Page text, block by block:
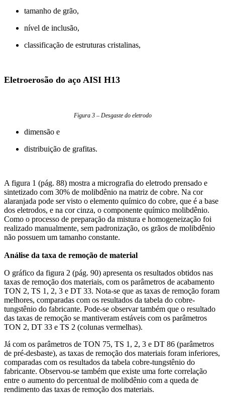
tamanho de grão,
nível de inclusão,
classificação de estruturas cristalinas,
Eletroerosão do aço AISI H13
Figura 3 – Desgaste do eletrodo
dimensão e
distribuição de grafitas.
A figura 1 (pág. 88) mostra a micrografia do eletrodo prensado e
sintetizado com 30% de molibdênio na matriz de cobre. Na cor
alaranjada pode ser visto o elemento químico do cobre, que é a base
dos eletrodos, e na cor cinza, o componente químico molibdênio.
Como o processo de preparação da mistura e homogeneização foi
realizado manualmente, sem padronização, os grãos de molibdênio
não possuem um tamanho constante.
Análise da taxa de remoção de material
O gráfico da figura 2 (pág. 90) apresenta os resultados obtidos nas
taxas de remoção dos materiais, com os parâmetros de acabamento
TON 2, TS 1, 2, 3 e DT 33. Nota-se que as taxas de remoção foram
melhores, comparadas com os resultados da tabela do cobre-
tungstênio do fabricante. Pode-se observar também que o resultado
das taxas de remoção se mantiveram estáveis com os parâmetros
TON 2, DT 33 e TS 2 (colunas vermelhas).
Já com os parâmetros de TON 75, TS 1, 2, 3 e DT 86 (parâmetros
de pré-desbaste), as taxas de remoção dos materiais foram inferiores,
comparadas com os resultados da tabela cobre-tungstênio do
fabricante. Observou-se também que existe uma forte correlação
entre o aumento do percentual de molibdênio com a queda de
rendimento das taxas de remoção dos materiais.